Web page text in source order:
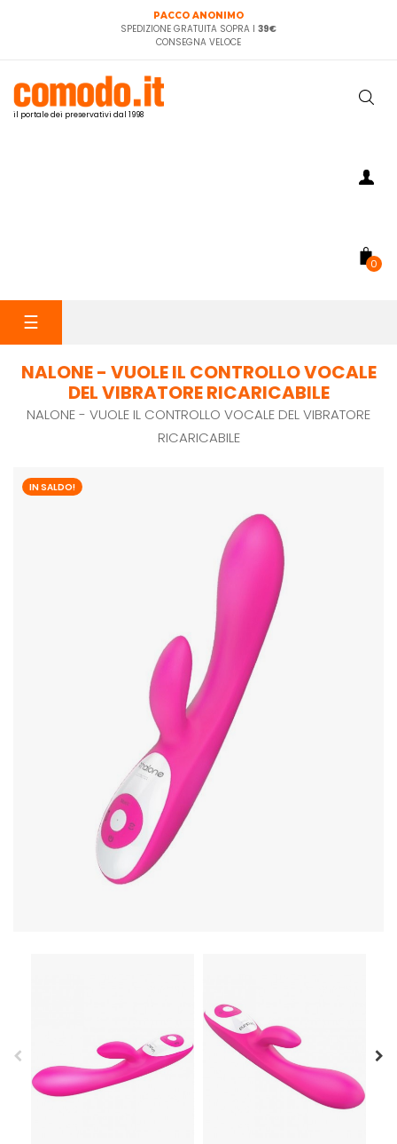
PACCO ANONIMO
SPEDIZIONE GRATUITA SOPRA I 39€
CONSEGNA VELOCE
il portale dei preservativi dal 1998
0
navigazione
☰
NALONE - VUOLE IL CONTROLLO VOCALE
DEL VIBRATORE RICARICABILE
NALONE - VUOLE IL CONTROLLO VOCALE DEL VIBRATORE
RICARICABILE
IN SALDO!